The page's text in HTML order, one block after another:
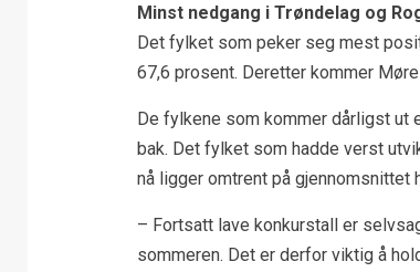
Minst nedgang i Trøndelag og
Det fylket som peker seg mest
67,6 prosent. Deretter kommer
De fylkene som kommer dårligst ut
bak. Det fylket som hadde verst
nå ligger omtrent på gjennomsnittet
– Fortsatt lave konkurstall er
sommeren. Det er derfor viktig å